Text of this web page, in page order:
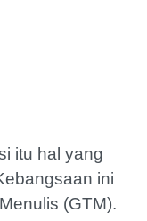
itu hal yang
ini
(GTM).